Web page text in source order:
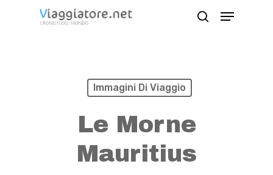
Menu
Immagini Di Viaggio
Le Morne
Mauritius